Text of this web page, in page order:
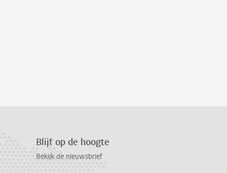
Blijf op de hoogte
Bekijk de nieuwsbrief